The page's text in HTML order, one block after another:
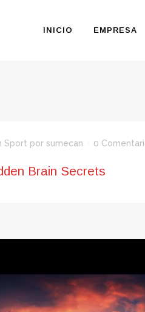
INICIO EMPRESA
Sport por sumecan 0
Brain Secrets